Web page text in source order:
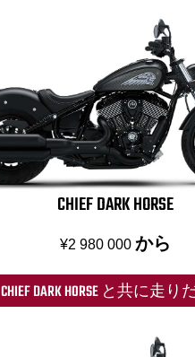
CHIEF DARK HORSE
¥2 980 000 から
CHIEF DARK HORSE と共に走り